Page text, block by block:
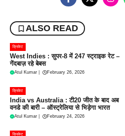
ALSO READ
क्रिकेट
West Indies : सुपर-8 में 247 स्ट्राइक रेट –
गेंदबाज़ रहे बेबस
Atul Kumar February 26, 2026
क्रिकेट
India vs Australia : टी20 जीत के बाद अब
वनडे की बारी – ऑस्ट्रेलिया से भिड़ेगा भारत
Atul Kumar February 24, 2026
क्रिकेट